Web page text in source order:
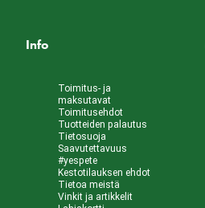
Info
Toimitus- ja
maksutavat
Toimitusehdot
Tuotteiden palautus
Tietosuoja
Saavutettavuus
#yespete
Kestotilauksen ehdot
Tietoa meistä
Vinkit ja artikkelit